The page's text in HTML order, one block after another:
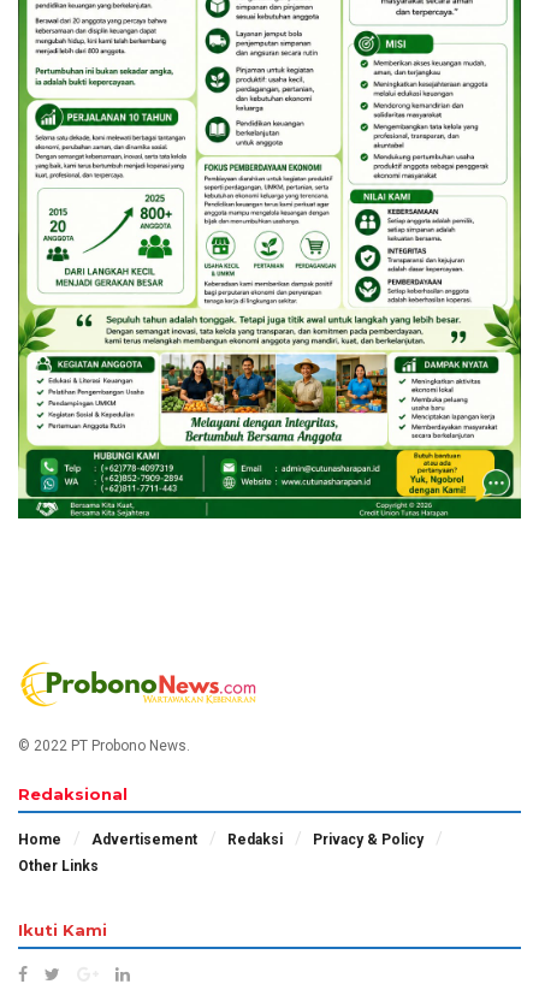
© 2022 PT Probono News.
Redaksional
Home Advertisement Redaksi
Privacy & Policy
Other Links
Ikuti Kami